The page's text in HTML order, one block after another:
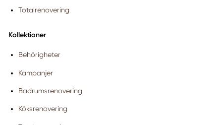
Totalrenovering
Kollektioner
Behörigheter
Kampanjer
Badrumsrenovering
Köksrenovering